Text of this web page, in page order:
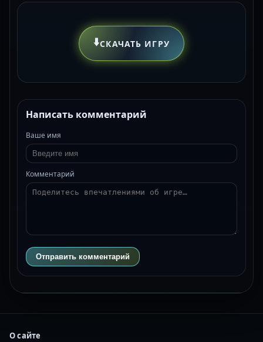
⬇️СКАЧАТЬ ИГРУ
Написать комментарий
Ваше имя
Комментарий
Отправить комментарий
О сайте